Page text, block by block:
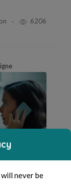
6206
never be